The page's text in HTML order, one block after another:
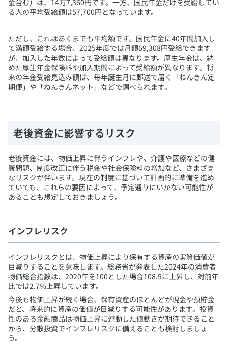
る人の平均受給額は57,700円となっています。
ただし、これはあくまでも平均額です。国民年金に40年間加入し
て満額受給する場合、2025年度では月額69,308円受給できます
が、加入した年数によって受給額は異なります。厚生年金は、納
めた厚生年金保険料や加入期間によって受給額が異なります。将
来の年金受給見込み額は、毎年誕生月に郵送で届く「ねんきん定
期便」や「ねんきんネット」などで調べられます。
​老後資金に影響するリスク
​老後資金には、物価上昇に伴うインフレや、介護や医療などの健
康問題、制度改正に伴う税金や社会保険料の増加など、さまざま
なリスクが伴います。現在の制度に基づいて計画的に準備を進め
ていても、これらの要因によって、予定通りにいかない可能性が
あることも想定しておきましょう。
​インフレリスク
​インフレリスクとは、物価上昇により保有する資産の実質価値が
目減りすることを意味します。総務省が発表した2024年の消費者
物価総合指数は、2020年を100とした場合108.5に上昇し、対前年
比では2.7%上昇しています。
今後も物価上昇が続く場合、保有資産のほとんどが現金や預貯金
だと、将来的に資産の価値が目減りする可能性があります。投資
性のある金融商品は物価上昇に連動した値動きが期待できること
から、分散投資でインフレリスクに備えることも検討しましょ
う。